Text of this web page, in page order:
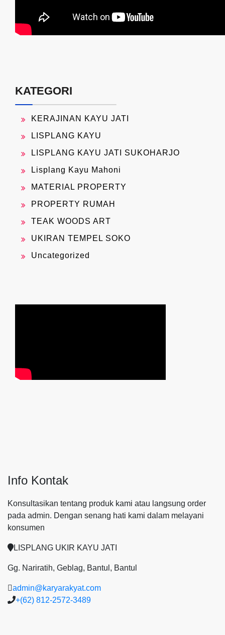
KATEGORI
KERAJINAN KAYU JATI
LISPLANG KAYU
LISPLANG KAYU JATI SUKOHARJO
Lisplang Kayu Mahoni
MATERIAL PROPERTY
PROPERTY RUMAH
TEAK WOODS ART
UKIRAN TEMPEL SOKO
Uncategorized
Info Kontak
Konsultasikan tentang produk kami atau langsung order
pada admin. Dengan senang hati kami dalam melayani
konsumen
LISPLANG UKIR KAYU JATI
Gg. Nariratih, Geblag, Bantul, Bantul
admin@karyarakyat.com
+(62) 812-2572-3489